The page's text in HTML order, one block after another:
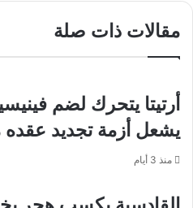
للأخضر
وتحكيم
المشاركين
جائزة
"مُلهم"
مقالات ذات صلة
أرتيتا يتحرك لضم
يشعل أزمة تجديد عقده
منذ 3 أيام